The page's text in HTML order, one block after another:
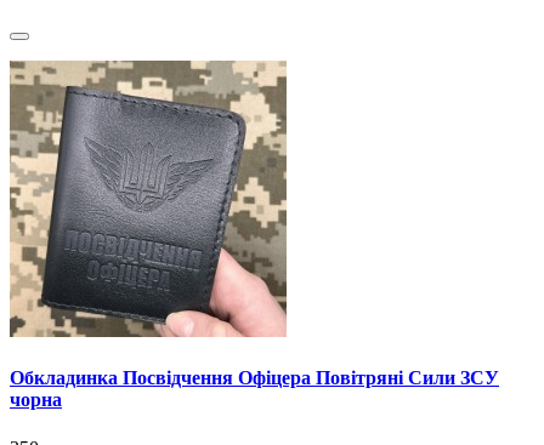
Обкладинка Посвідчення Офіцера Повітряні Сили ЗСУ
чорна